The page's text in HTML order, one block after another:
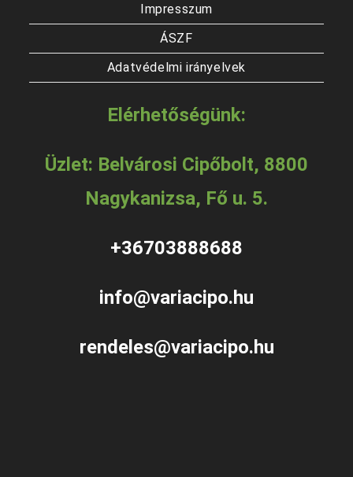
Impresszum
ÁSZF
Adatvédelmi irányelvek
Elérhetőségünk:
Üzlet: Belvárosi Cipőbolt, 8800
Nagykanizsa, Fő u. 5.
+36703888688
info@variacipo.hu
rendeles@variacipo.hu